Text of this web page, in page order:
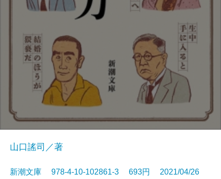
山口謠司／著
新潮文庫 978-4-10-102861-3 693円 2021/04/26